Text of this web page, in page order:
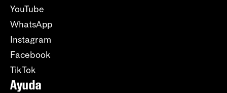
YouTube
WhatsApp
Instagram
Facebook
TikTok
Ayuda